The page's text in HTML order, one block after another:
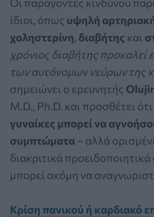
Οι παράγοντες κινδύνου
ίδιοι, όπως υψηλή
χοληστερίνη, διαβήτης και
χρόνιος διαβήτης προκαλεί
των αυτόνομων νεύρων της
σημειώνει ο ερευνητής
M.D., Ph.D. και προσθέτει ότι
γυναίκες μπορεί να
συμπτώματα – αλλά
διακριτικά
μπορεί ακόμη να
Κρίση πανικού ή καρδιακό